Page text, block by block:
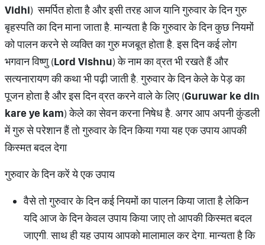
Vidhi) समर्पित होता है और इसी तरह आज यानि गुरुवार के​ दिन गुरु
बृहस्पति का दिन माना जाता है. मान्यता है ​कि गुरुवार के दिन कुछ नियमों
को पालन करने से व्यक्ति का गुरु मजबूत होता है. इस दिन कई लोग
भगवान विष्णु (Lord Vishnu) के नाम का व्रत भी रखते हैं और
सत्यनारायण की कथा भी पढ़ी जाती है. गुरुवार के दिन केले के पेड़ का
पूजन होता है और इस दिन व्रत करने वाले के लिए (Guruwar ke din
kare ye kam) केले का सेवन करना निषेध है. अगर आप अपनी कुंडली
में गुरु से परेशान हैं तो गुरुवार के दिन किया गया यह एक उपाय आपकी
किस्मत बदल देगा
गुरुवार के दिन करें ये एक उपाय
वैसे तो गुरुवार के दिन कई नियमों का पालन किया जाता है लेकिन
यदि आज के दिन केवल उपाय किया जाए तो आपकी किस्मत बदल
जाएगी. साथ ही यह उपाय आपको मालामाल कर देगा. मान्यता है कि